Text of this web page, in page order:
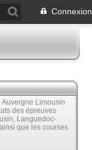
Connexion
Limousin
des épreuves
Languedoc-
que les courses